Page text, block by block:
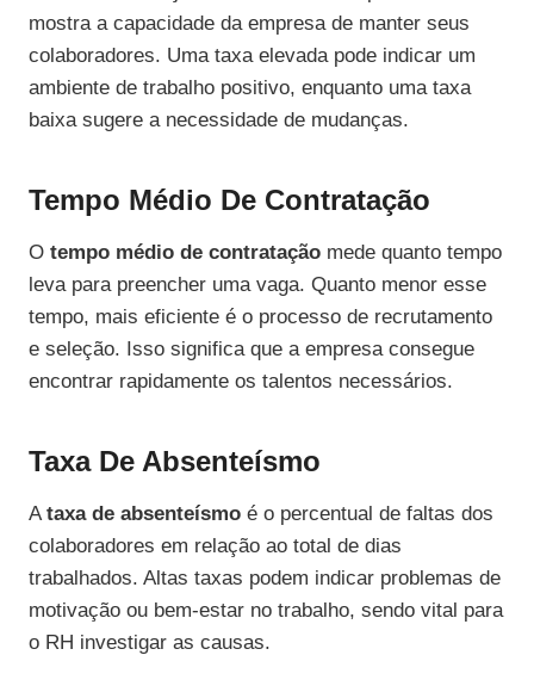
mostra a capacidade da empresa de manter seus
colaboradores. Uma taxa elevada pode indicar um
ambiente de trabalho positivo, enquanto uma taxa
baixa sugere a necessidade de mudanças.
Tempo Médio De Contratação
O tempo médio de contratação mede quanto tempo
leva para preencher uma vaga. Quanto menor esse
tempo, mais eficiente é o processo de recrutamento
e seleção. Isso significa que a empresa consegue
encontrar rapidamente os talentos necessários.
Taxa De Absenteísmo
Ataxa de absenteísmo é o percentual de faltas dos
colaboradores em relação ao total de dias
trabalhados. Altas taxas podem indicar problemas de
motivação ou bem-estar no trabalho, sendo vital para
o RH investigar as causas.